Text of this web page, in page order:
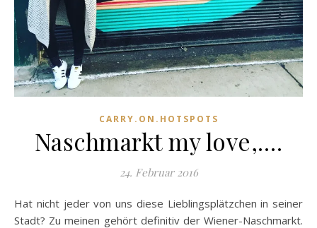
CARRY.ON.HOTSPOTS
Naschmarkt my love,….
24. Februar 2016
Hat nicht jeder von uns diese Lieblingsplätzchen in seiner
Stadt? Zu meinen gehört definitiv der Wiener-Naschmarkt.